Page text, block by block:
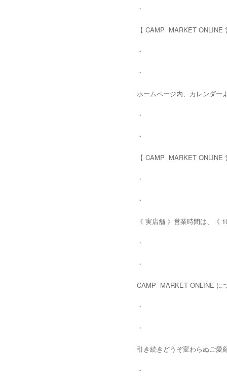
・
【 CAMP MARKET
・
・
ホームページ内、カレンダー
・
・
【 CAMP MARKET
・
・
《 実店舗 》営業時間は、《
・
・
CAMP MARKET ONLINE に
・
・
引き続きどうぞ変わらぬご愛
・